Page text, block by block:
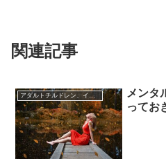
関連記事
アダルトチルドレン、インナーチャイルド
メンタ
ってお